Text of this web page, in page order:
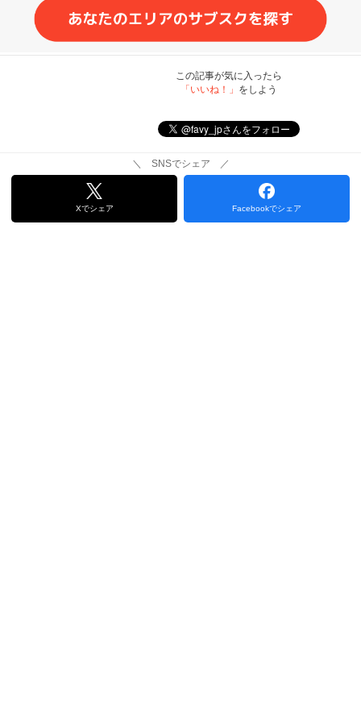
この記事が気に入ったら
「いいね！」 をしよう
＼ SNSでシェア ／
Xでシェア Facebookでシェア